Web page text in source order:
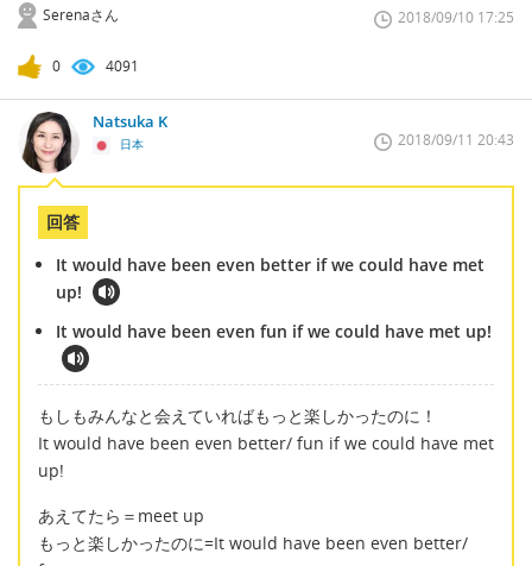
Serenaさん 2018/09/10 17:25
0 4091
Natsuka K
日本 2018/09/11 20:43
回答
It would have been even better if we could have met
up!
It would have been even fun if we could have met up!
もしもみんなと会えていればもっと楽しかったのに！
It would have been even better/ fun if we could have met
up!
あえてたら＝meet up
もっと楽しかったのに=It would have been even better/